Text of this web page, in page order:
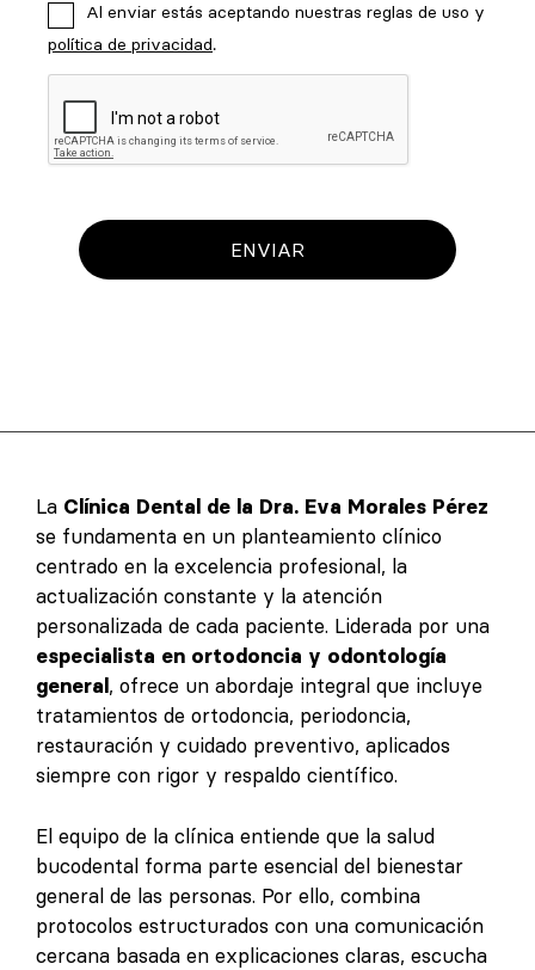
Al enviar estás aceptando nuestras reglas de uso y
política de privacidad.
ENVIAR
La Clínica Dental de la Dra. Eva Morales Pérez
se fundamenta en un planteamiento clínico
centrado en la excelencia profesional, la
actualización constante y la atención
personalizada de cada paciente. Liderada por una
especialista en ortodoncia y odontología
general, ofrece un abordaje integral que incluye
tratamientos de ortodoncia, periodoncia,
restauración y cuidado preventivo, aplicados
siempre con rigor y respaldo científico.
El equipo de la clínica entiende que la salud
bucodental forma parte esencial del bienestar
general de las personas. Por ello, combina
protocolos estructurados con una comunicación
cercana basada en explicaciones claras, escucha